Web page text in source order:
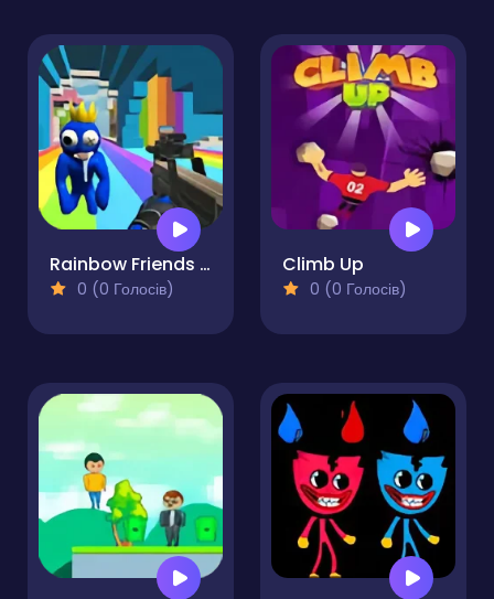
Rainbow Friends Swarm
0 (0 Голосів)
Climb Up
0 (0 Голосів)